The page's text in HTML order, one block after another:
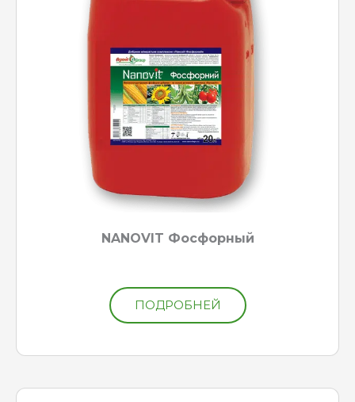
NANOVIT Фосфорный
ПОДРОБНЕЙ